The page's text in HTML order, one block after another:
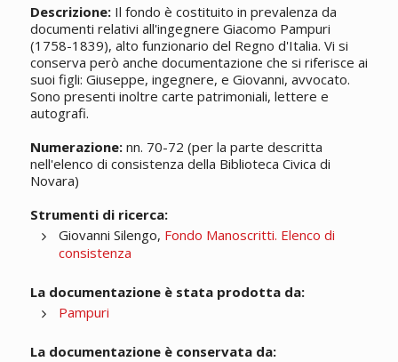
Descrizione:Il fondo è costituito in prevalenza da
documenti relativi all'ingegnere Giacomo Pampuri
(1758-1839), alto funzionario del Regno d'Italia. Vi si
conserva però anche documentazione che si riferisce ai
suoi figli: Giuseppe, ingegnere, e Giovanni, avvocato.
Sono presenti inoltre carte patrimoniali, lettere e
autografi.
Numerazione:nn. 70-72 (per la parte descritta
nell'elenco di consistenza della Biblioteca Civica di
Novara)
Strumenti di ricerca:
Giovanni Silengo, Fondo Manoscritti. Elenco di
consistenza
La documentazione è stata prodotta da:
Pampuri
La documentazione è conservata da: